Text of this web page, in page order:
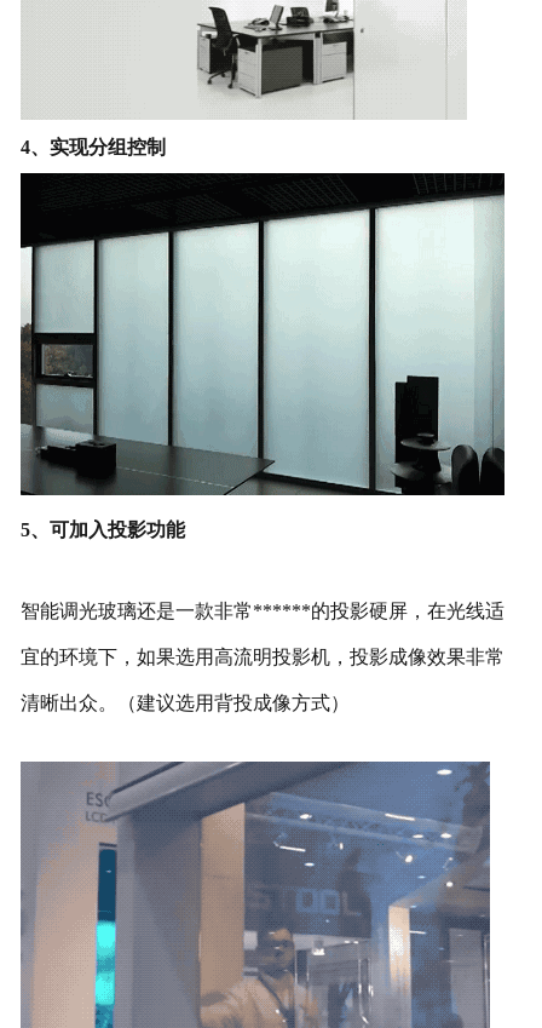
4、实现分组控制
5、可加入投影功能
智能调光玻璃还是一款非常******的投影硬屏，在光线适
宜的环境下，如果选用高流明投影机，投影成像效果非常
清晰出众。（建议选用背投成像方式）